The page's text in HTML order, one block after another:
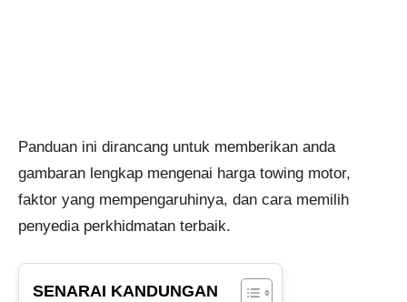
Panduan ini dirancang untuk memberikan anda
gambaran lengkap mengenai harga towing motor,
faktor yang mempengaruhinya, dan cara memilih
penyedia perkhidmatan terbaik.
SENARAI KANDUNGAN